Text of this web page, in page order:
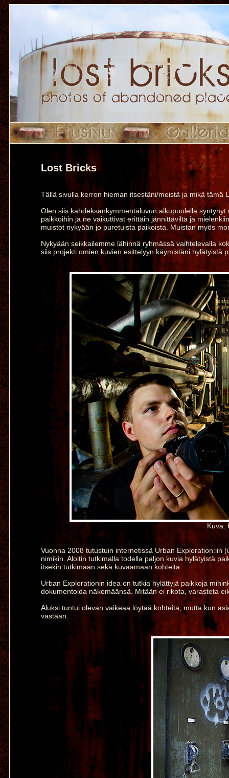
Lost Bricks
Tällä sivulla kerron hieman itsestäni/meistä ja mikä tämä
Olen siis kahdeksankymmentäluvun alkupuolella
paikkoihin ja ne vaikuttivat erittäin jännittäviltä ja
muistot nykyään jo puretuista paikoista. Muistan myös
Nykyään seikkailemme lähinnä ryhmässä vaihtelevalla
siis projekti omien kuvien esittelyyn käymistäni hylätyistä
Kuva:
Vuonna 2008 tutustuin internetissä Urban Exploration:iin
nimikin. Aloitin tutkimalla todella paljon kuvia hylätyistä
itsekin tutkimaan sekä kuvaamaan kohteita.
Urban Explorationin idea on tutkia hylättyjä paikkoja
dokumentoida näkemäänsä. Mitään ei rikota, varasteta
Aluksi tuntui olevan vaikeaa löytää kohteita, mutta kun
vastaan.